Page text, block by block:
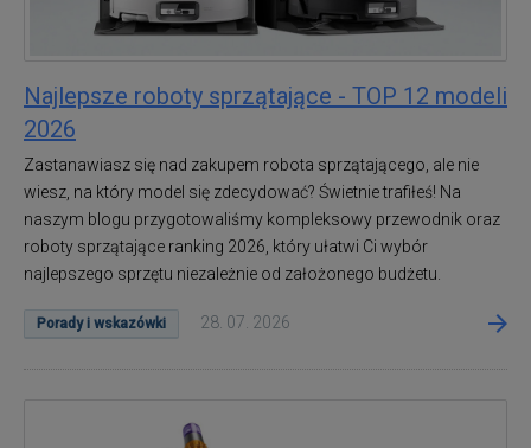
Najlepsze roboty sprzątające - TOP 12 modeli
2026
Zastanawiasz się nad zakupem robota sprzątającego, ale nie
wiesz, na który model się zdecydować? Świetnie trafiłeś! Na
naszym blogu przygotowaliśmy kompleksowy przewodnik oraz
roboty sprzątające ranking 2026, który ułatwi Ci wybór
najlepszego sprzętu niezależnie od założonego budżetu.
Porady i wskazówki 28. 07. 2026